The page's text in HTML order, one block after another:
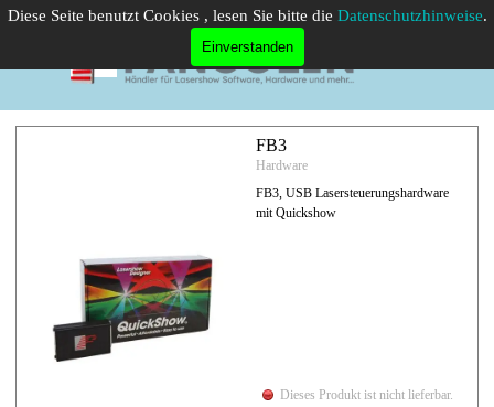
Diese Seite benutzt Cookies , lesen Sie bitte die Datenschutzhinweise.
Einverstanden
Direkt zum Seiteninhalt
Menü überspringen
FB3
Hardware
FB3, USB Lasersteuerungshardware
mit Quickshow
Dieses Produkt ist nicht lieferbar.